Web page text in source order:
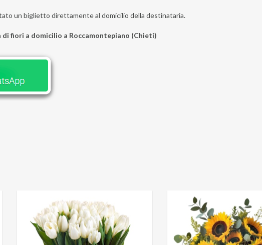
un biglietto direttamente al domicilio della destinataria.
di fiori a domicilio a Roccamontepiano (Chieti)